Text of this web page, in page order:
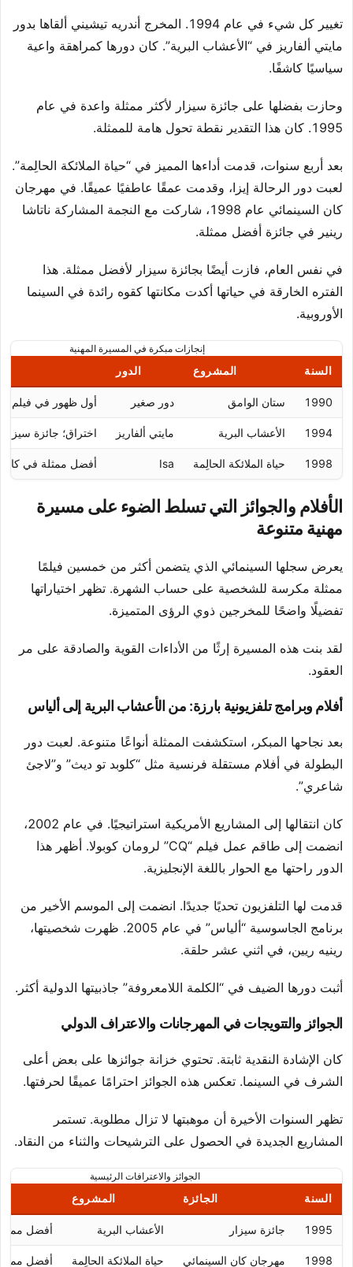
تغيير كل شيء في عام 1994. المخرج أندريه تيشيني ألقاها بدور
مايتي ألفاريز في “الأعشاب البرية”. كان دورها كمراهقة واعية
سياسيًا كاشفًا.
وحازت بفضلها على جائزة سيزار لأكثر ممثلة واعدة في عام
1995. كان هذا التقدير نقطة تحول هامة للممثلة.
بعد أربع سنوات، قدمت أداءها المميز في “حياة الملائكة الحالِمة”.
لعبت دور الرحالة إيزا، وقدمت عمقًا عاطفيًا عميقًا. في مهرجان
كان السينمائي عام 1998، شاركت مع النجمة المشاركة ناتاشا
رينير في جائزة أفضل ممثلة.
في نفس العام، فازت أيضًا بجائزة سيزار لأفضل ممثلة. هذا
الفتره الخارقة في حياتها أكدت مكانتها كقوه رائدة في السينما
الأوروبية.
إنجازات مبكرة في المسيرة المهنية
السنة المشروع الدور
1990 ستان الوامق دور صغير أول ظهور في فيلم
1994 الأعشاب البرية مايتي ألفاريز اختراق؛ جائزة سيزار
1998 حياة الملائكة الحالِمة Isa أفضل ممثلة في
الأفلام والجوائز التي تسلط الضوء على مسيرة
مهنية متنوعة
يعرض سجلها السينمائي الذي يتضمن أكثر من خمسين فيلمًا
ممثلة مكرسة للشخصية على حساب الشهرة. تظهر اختياراتها
تفضيلًا واضحًا للمخرجين ذوي الرؤى المتميزة.
لقد بنت هذه المسيرة إرثًا من الأداءات القوية والصادقة على مر
العقود.
أفلام وبرامج تلفزيونية بارزة: من الأعشاب البرية إلى ألياس
بعد نجاحها المبكر، استكشفت الممثلة أنواعًا متنوعة. لعبت دور
البطولة في أفلام مستقلة فرنسية مثل “كلوبد تو ديث” و”لاجئ
شاعري”.
كان انتقالها إلى المشاريع الأمريكية استراتيجيًا. في عام 2002،
انضمت إلى طاقم عمل فيلم “CQ” لرومان كوبولا. أظهر هذا
الدور راحتها مع الحوار باللغة الإنجليزية.
قدمت لها التلفزيون تحديًا جديدًا. انضمت إلى الموسم الأخير من
برنامج الجاسوسية “ألياس” في عام 2005. ظهرت شخصيتها،
رينيه ريين، في اثني عشر حلقة.
أثبت دورها الضيف في “الكلمة اللامعروفة” جاذبيتها الدولية أكثر.
الجوائز والتتويجات في المهرجانات والاعتراف الدولي
كان الإشادة النقدية ثابتة. تحتوي خزانة جوائزها على بعض أعلى
الشرف في السينما. تعكس هذه الجوائز احترامًا عميقًا لحرفتها.
تظهر السنوات الأخيرة أن موهبتها لا تزال مطلوبة. تستمر
المشاريع الجديدة في الحصول على الترشيحات والثناء من النقاد.
الجوائز والاعترافات الرئيسية
السنة الجائزة المشروع
1995 جائزة سيزار الأعشاب البرية أفضل
1998 مهرجان كان السينمائي حياة الملائكة الحالِمة أفضل